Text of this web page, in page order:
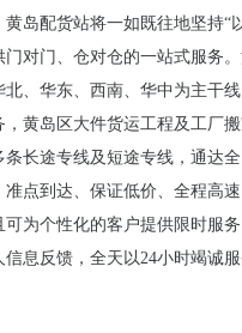
岛配货站将一如既往地坚持“
对门、仓对仓的一站式服务
北、华东、西南、华中为主干
黄岛区大件货运工程及工厂
条长途专线及短途专线，通达
准点到达、保证低价、全程高
可为个性化的客户提供限时服
息反馈，全天以24小时竭诚